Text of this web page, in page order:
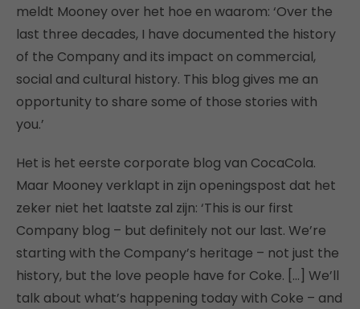
meldt Mooney over het hoe en waarom: ‘Over the
last three decades, I have documented the history
of the Company and its impact on commercial,
social and cultural history. This blog gives me an
opportunity to share some of those stories with
you.’
Het is het eerste corporate blog van CocaCola.
Maar Mooney verklapt in zijn openingspost dat het
zeker niet het laatste zal zijn: ‘This is our first
Company blog – but definitely not our last. We’re
starting with the Company’s heritage – not just the
history, but the love people have for Coke. […] We’ll
talk about what’s happening today with Coke – and